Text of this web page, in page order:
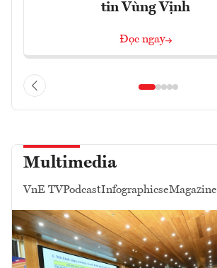
tin Vùng Vịnh
Đọc ngay
Multimedia
VnE TVPodcastInfographicseMagazine